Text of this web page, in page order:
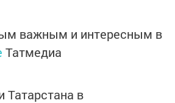
важным и интересным в
Татмедиа
Татарстана в